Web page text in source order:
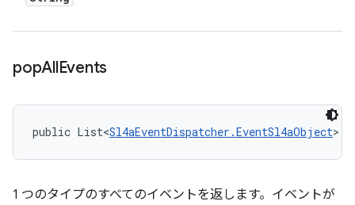
popAllEvents
public List<Sl4aEventDispatcher.EventSl4aObject>
1 つのタイプのすべてのイベントを返します。イベントが